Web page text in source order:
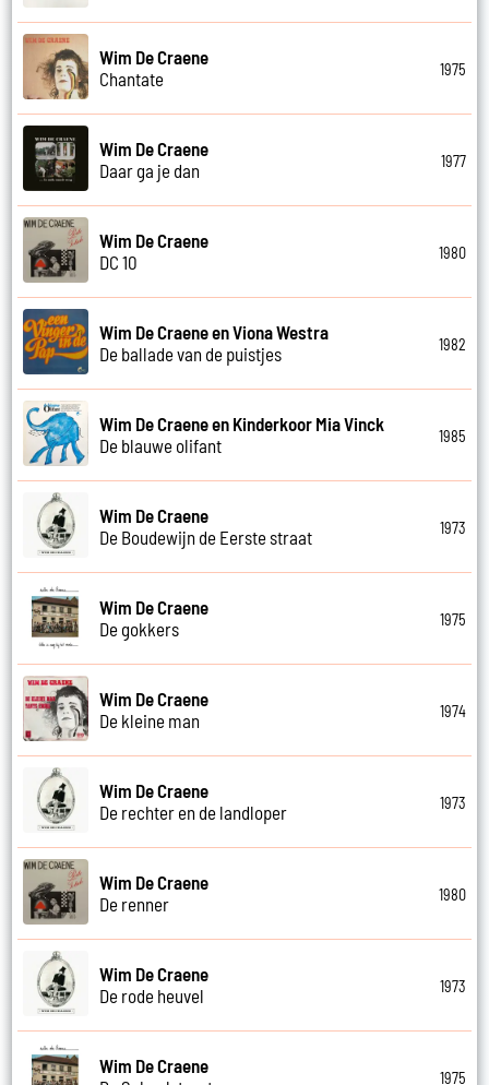
Wim De Craene
Chantate
1975
Wim De Craene
Daar ga je dan
1977
Wim De Craene
DC 10
1980
Wim De Craene en Viona Westra
De ballade van de puistjes
1982
Wim De Craene en Kinderkoor Mia Vinck
De blauwe olifant
1985
Wim De Craene
De Boudewijn de Eerste straat
1973
Wim De Craene
De gokkers
1975
Wim De Craene
De kleine man
1974
Wim De Craene
De rechter en de landloper
1973
Wim De Craene
De renner
1980
Wim De Craene
De rode heuvel
1973
Wim De Craene
1975